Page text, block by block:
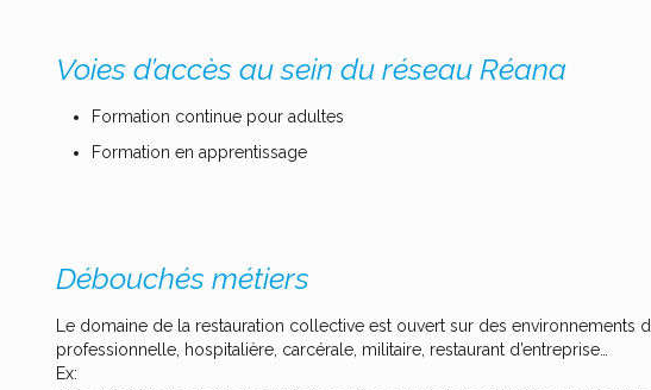
Voies d’accès au sein du réseau Réana
Formation continue pour adultes
Formation en apprentissage
Débouchés métiers
Le domaine de la restauration collective est ouvert sur des environnements
professionnelle, hospitalière, carcérale, militaire, restaurant d’entreprise…
Ex: